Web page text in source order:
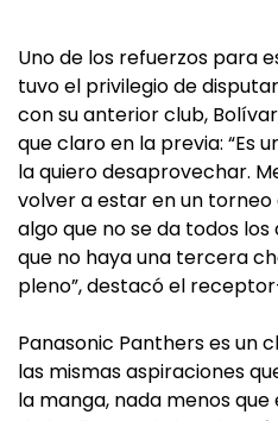
Uno de los refuerzos para
tuvo el privilegio de
con su anterior club,
que claro en la previa: “Es
la quiero desaprovechar.
volver a estar en un
algo que no se da todos
que no haya una tercera
pleno”, destacó el
Panasonic Panthers es un
las mismas aspiraciones
la manga, nada menos